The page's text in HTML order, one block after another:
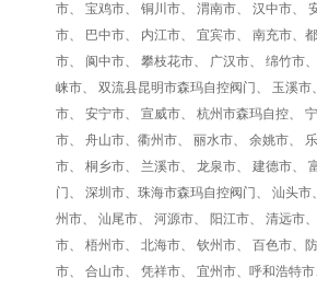
市、 宝鸡市、 铜川市、 渭南市、 汉中市、
市、 巴中市、 内江市、 宜宾市、 南充市、
市、 阆中市、 攀枝花市、 广汉市、 绵竹市
崃市、 双流县昆明市森玛自控阀门、 玉溪
市、 安宁市、 宣威市、 杭州市森玛自控、
市、 舟山市、衢州市、 丽水市、 余姚市、
市、 桐乡市、 兰溪市、 龙泉市、 建德市、
门、 深圳市、珠海市森玛自控阀门、 汕头
州市、 汕尾市、 河源市、 阳江市、 清远市
市、 梧州市、 北海市、 钦州市、 百色市、
市、 合山市、 凭祥市、 宜州市、呼和浩特